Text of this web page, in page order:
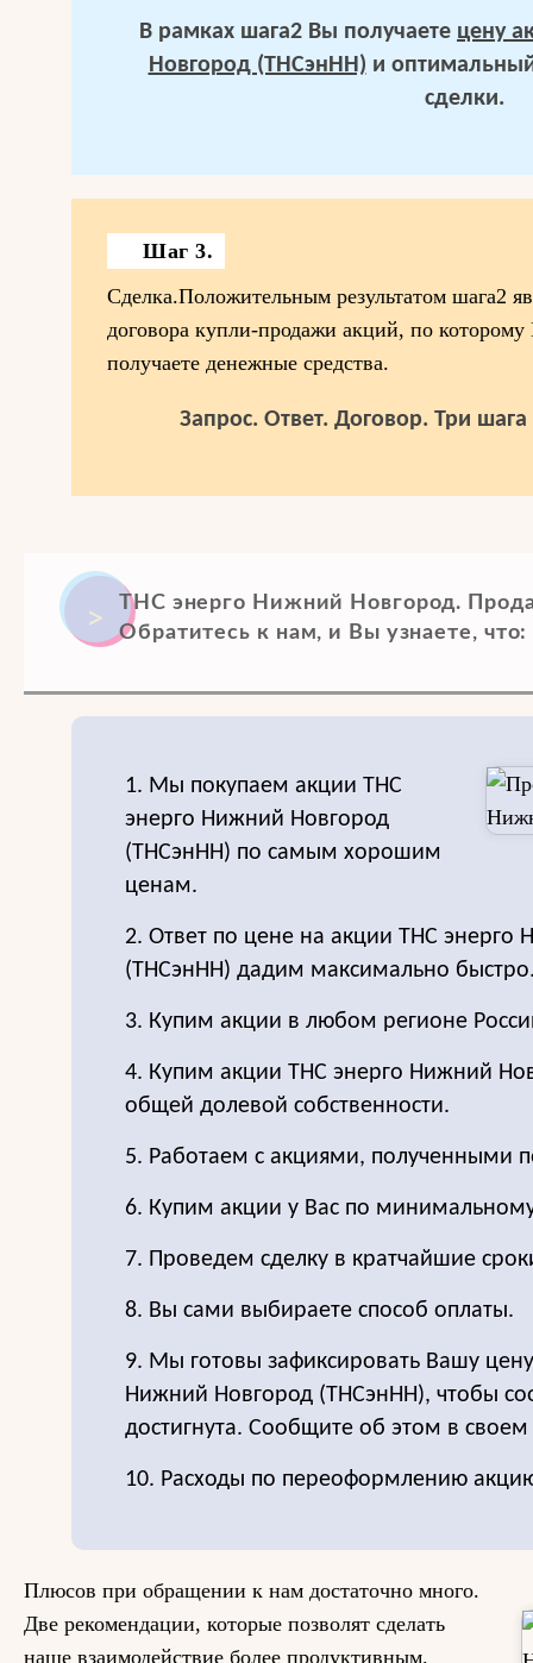
В рамках шага2 Вы получаете цену
Новгород (ТНСэнНН) и
сделки.
Шаг 3.
Сделка.Положительным результатом шага2
договора купли-продажи акций, по
получаете денежные средства.
Запрос. Ответ. Договор. Три
ТНС энерго Нижний Новгород.
Обратитесь к нам, и Вы узнаете, что:
1. Мы покупаем акции ТНС
энерго Нижний Новгород
(ТНСэнНН) по самым хорошим
ценам.
2. Ответ по цене на акции ТНС энерго
(ТНСэнНН) дадим максимально
3. Купим акции в любом регионе
4. Купим акции ТНС энерго Нижний
общей долевой собственности.
5. Работаем с акциями, полученными
6. Купим акции у Вас по
7. Проведем сделку в кратчайшие
8. Вы сами выбираете способ оплаты.
9. Мы готовы зафиксировать Вашу
Нижний Новгород (ТНСэнНН), чтобы
достигнута. Сообщите об этом в своем
10. Расходы по переоформлению
Плюсов при обращении к нам достаточно много.
Две рекомендации, которые позволят сделать
наше взаимодействие более продуктивным.